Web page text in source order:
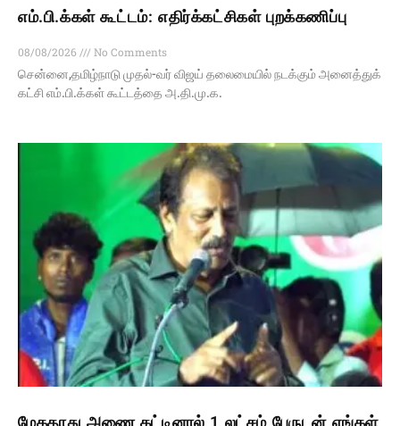
எம்.பி.க்கள் கூட்டம்: எதிர்க்கட்சிகள் புறக்கணிப்பு
08/08/2026
No Comments
சென்னை,தமிழ்நாடு முதல்-வர் விஜய் தலைமையில் நடக்கும் அனைத்துக்
கட்சி எம்.பி.க்கள் கூட்டத்தை அ.தி.மு.க.
மேகதாது அணை கட்டினால் 1 லட்சம் பேருடன் எங்கள்